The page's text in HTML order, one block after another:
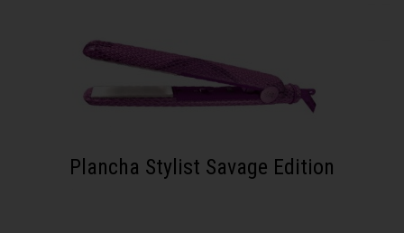
Plancha Stylist Savage Edition